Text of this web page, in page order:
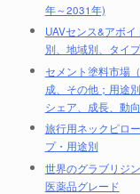
年～2031年)
UAVセンス&アボ
別、地域別、タイ
セメント塗料市場
成、その他；用途
シェア、成長、動
旅行用ネックピロ
プ・用途別
世界のグラブリジ
医薬品グレード